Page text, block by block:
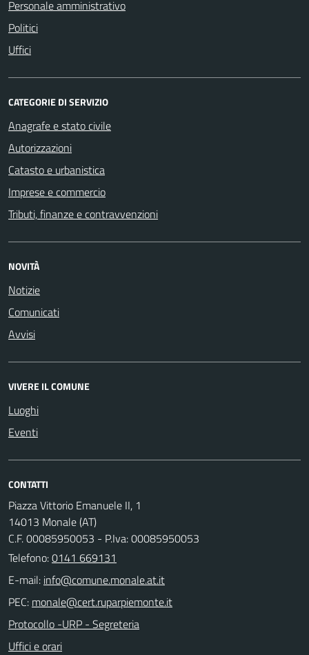
Personale amministrativo
Politici
Uffici
CATEGORIE DI SERVIZIO
Anagrafe e stato civile
Autorizzazioni
Catasto e urbanistica
Imprese e commercio
Tributi, finanze e contravvenzioni
NOVITÀ
Notizie
Comunicati
Avvisi
VIVERE IL COMUNE
Luoghi
Eventi
CONTATTI
Piazza Vittorio Emanuele II, 1
14013 Monale (AT)
C.F. 00085950053 - P.Iva: 00085950053
Telefono:0141 669131
E-mail:
PEC:
Protocollo -URP - Segreteria
Uffici e orari